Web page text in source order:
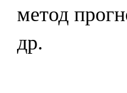
метод
др.